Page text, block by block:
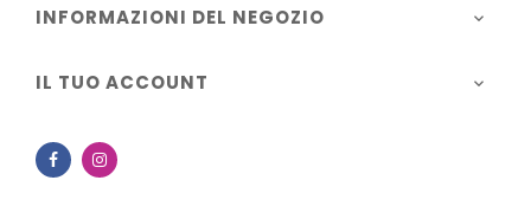
INFORMAZIONI DEL NEGOZIO 
IL TUO ACCOUNT 
Facebook